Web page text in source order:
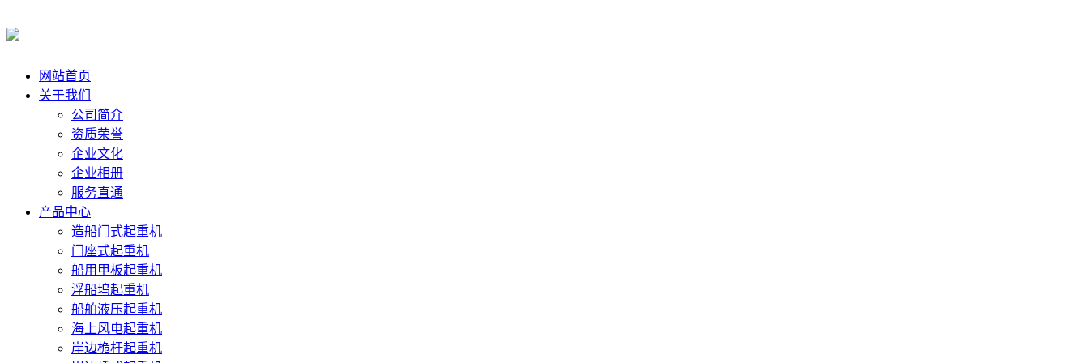
网站首页
关于我们
公司简介
资质荣誉
企业文化
企业相册
服务直通
产品中心
造船门式起重机
门座式起重机
船用甲板起重机
浮船坞起重机
船舶液压起重机
海上风电起重机
岸边桅杆起重机